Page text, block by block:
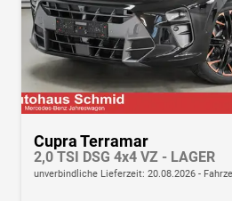
Cupra Terramar
2,0 TSI DSG 4x4 VZ - LAGER
unverbindliche Lieferzeit: 20.08.2026